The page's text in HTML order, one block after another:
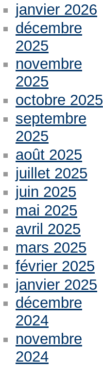
janvier 2026
décembre
2025
novembre
2025
octobre 2025
septembre
2025
août 2025
juillet 2025
juin 2025
mai 2025
avril 2025
mars 2025
février 2025
janvier 2025
décembre
2024
novembre
2024